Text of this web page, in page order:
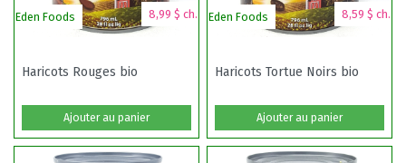
Eden Foods 8,99 $ ch.
Haricots Rouges bio
Ajouter au panier
Eden Foods 8,59 $ ch.
Haricots Tortue Noirs bio
Ajouter au panier